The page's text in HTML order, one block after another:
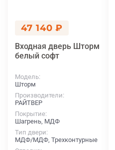
47 140 ₽
Входная дверь Шторм
белый софт
Модель
Шторм
Производители
РАЙТВЕР
Покрытие
Шагрень, МДФ
Тип двери
МДФ/МДФ, Трехконтурные